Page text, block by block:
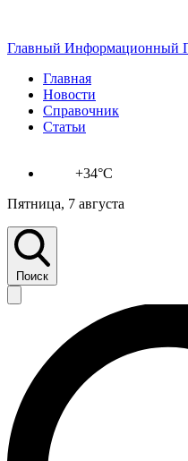
Главный Информационный
Главная
Новости
Справочник
Статьи
+34°C
Пятница, 7 августа
Поиск